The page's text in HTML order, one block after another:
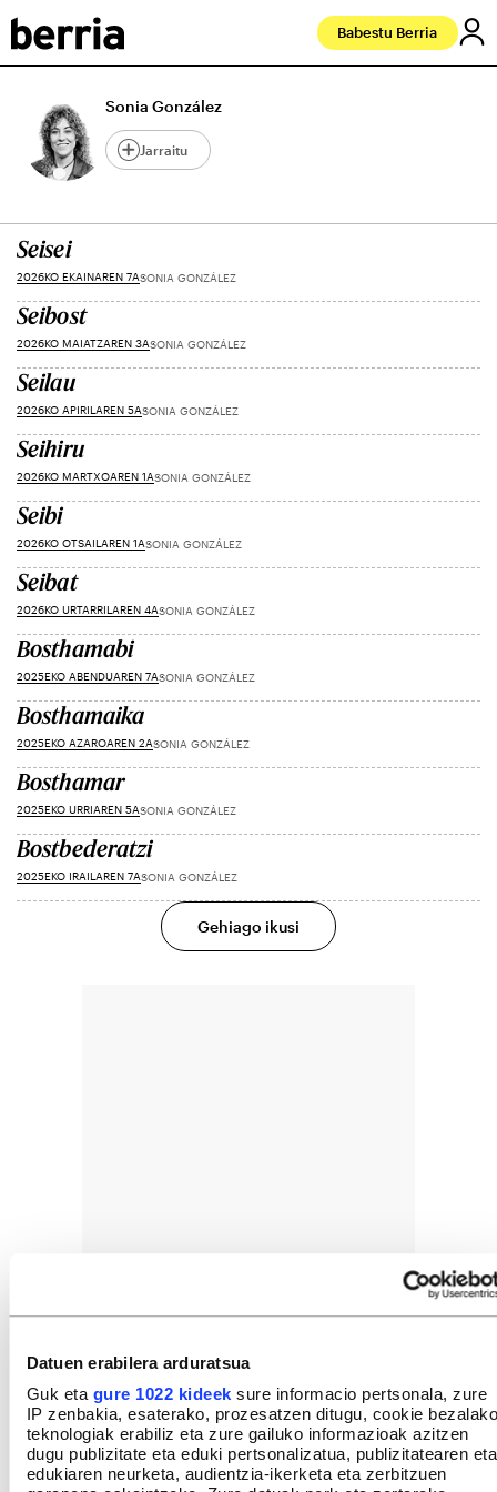
Datuen erabilera arduratsua
Guk eta gure 1022 kideek sure informacio pertsonala, zure
IP zenbakia, esaterako, prozesatzen ditugu, cookie bezalako
teknologiak erabiliz eta zure gailuko informazioak azitzen
dugu publizitate eta eduki pertsonalizatua, publizitatearen eta
edukiaren neurketa, audientzia-ikerketa eta zerbitzuen
Babestu Berria
Sonia González
Jarraitu
Seisei
2026KO EKAINAREN 7ASONIA GONZÁLEZ
Seibost
2026KO MAIATZAREN 3ASONIA GONZÁLEZ
Seilau
2026KO APIRILAREN 5ASONIA GONZÁLEZ
Seihiru
2026KO MARTXOAREN 1ASONIA GONZÁLEZ
Seibi
2026KO OTSAILAREN 1ASONIA GONZÁLEZ
Seibat
2026KO URTARRILAREN 4ASONIA GONZÁLEZ
Bosthamabi
2025EKO ABENDUAREN 7ASONIA GONZÁLEZ
Bosthamaika
2025EKO AZAROAREN 2ASONIA GONZÁLEZ
Bosthamar
2025EKO URRIAREN 5ASONIA GONZÁLEZ
Bostbederatzi
2025EKO IRAILAREN 7ASONIA GONZÁLEZ
Gehiago ikusi